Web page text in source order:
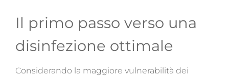
Il primo passo verso una
disinfezione ottimale
Considerando la maggiore vulnerabilità dei